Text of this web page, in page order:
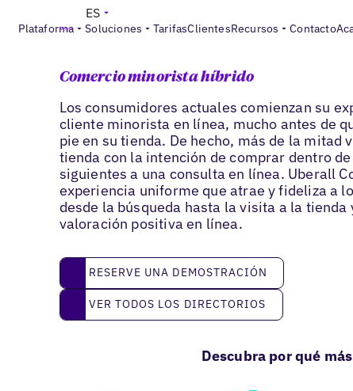
Plataforma Soluciones TarifasClientesRecursos Contacto
ES
Venta minorista & franquicias
Comercio minorista híbrido
Los consumidores actuales comienzan su
cliente minorista en línea, mucho antes de
pie en su tienda. De hecho, más de la mitad
tienda con la intención de comprar dentro
siguientes a una consulta en línea. Uberall
experiencia uniforme que atrae y fideliza a
desde la búsqueda hasta la visita a la tienda
valoración positiva en línea.
reserve una demostración
RESERVE UNA DEMOSTRACIÓN
Ver todos los directorios
VER TODOS LOS DIRECTORIOS
Descubra por qué